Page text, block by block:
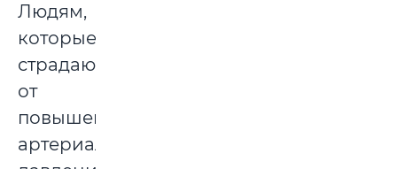
Людям,
которые
страдают
от
повышенного
артериального